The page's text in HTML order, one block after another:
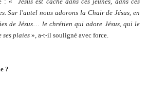
Sur l'autel nous adorons la Chair de Jésus, en
de Jésus
le chrétien qui adore Jésus, qui le
ses plaies », a-t-il souligné avec force.
?